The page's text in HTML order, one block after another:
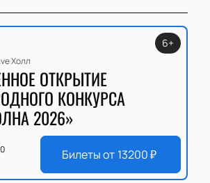
Холл
ОТКРЫТИЕ
КОНКУРСА
2026»
6+
Билеты от 13200₽